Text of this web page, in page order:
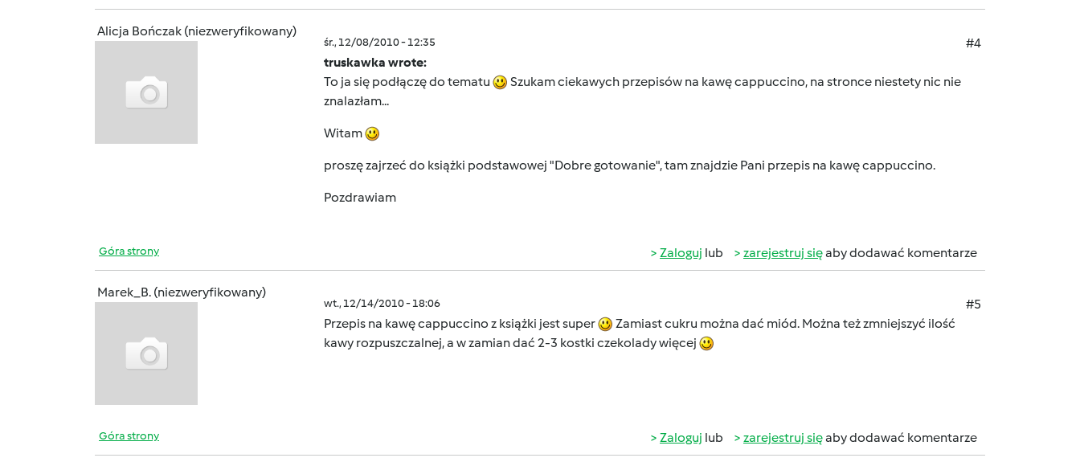
Alicja Bończak (niezweryfikowany)
śr., 12/08/2010 - 12:35
#4
truskawka wrote:
To ja się podłączę do tematu
Szukam ciekawych przepisów na kawę cappuccino, na stronce niestety nic nie
znalazłam...
Witam
proszę zajrzeć do książki podstawowej "Dobre gotowanie", tam znajdzie Pani przepis na kawę cappuccino.
Pozdrawiam
Góra strony Zaloguj lub zarejestruj sięaby dodawać komentarze
Marek_B. (niezweryfikowany)
wt., 12/14/2010 - 18:06
#5
Przepis na kawę cappuccino z książki jest super
Zamiast cukru można dać miód. Można też zmniejszyć ilość
kawy rozpuszczalnej, a w zamian dać 2-3 kostki czekolady więcej
Góra strony Zaloguj lub zarejestruj sięaby dodawać komentarze